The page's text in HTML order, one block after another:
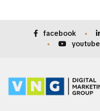
facebook
youtube